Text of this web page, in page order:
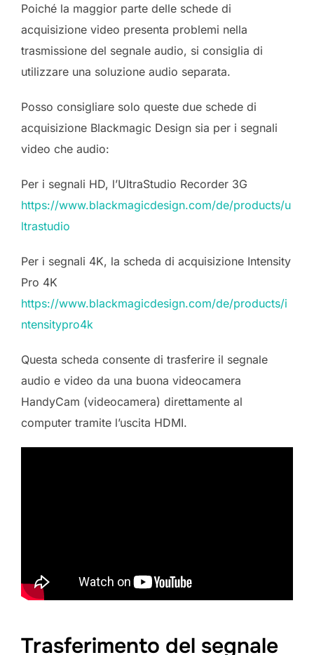
Poiché la maggior parte delle schede di
acquisizione video presenta problemi nella
trasmissione del segnale audio, si consiglia di
utilizzare una soluzione audio separata.
Posso consigliare solo queste due schede di
acquisizione Blackmagic Design sia per i segnali
video che audio:
Per i segnali HD, l’UltraStudio Recorder 3G
https://www.blackmagicdesign.com/de/products/u
ltrastudio
Per i segnali 4K, la scheda di acquisizione Intensity
Pro 4K
https://www.blackmagicdesign.com/de/products/i
ntensitypro4k
Questa scheda consente di trasferire il segnale
audio e video da una buona videocamera
HandyCam (videocamera) direttamente al
computer tramite l’uscita HDMI.
Trasferimento del segnale